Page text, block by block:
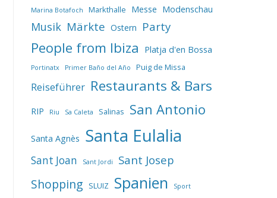
Marina Botafoch Markthalle Messe Modenschau
Musik Märkte Ostern Party
People from Ibiza Platja d'en Bossa
Portinatx Primer Baño del Año Puig de Missa
Reiseführer Restaurants & Bars
RIP Riu Sa Caleta Salinas San Antonio
Santa Agnès Santa Eulalia
Sant Joan Sant Jordi Sant Josep
Shopping SLUIZ Spanien Sport